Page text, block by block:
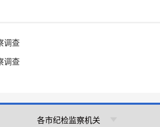
调查
调查
各市纪检监察机关